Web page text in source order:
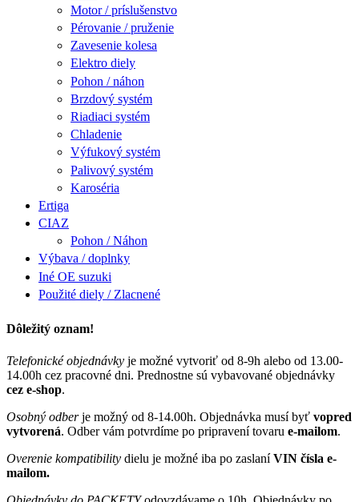
Motor / príslušenstvo
Pérovanie / pruženie
Zavesenie kolesa
Elektro diely
Pohon / náhon
Brzdový systém
Riadiaci systém
Chladenie
Výfukový systém
Palivový systém
Karoséria
Ertiga
CIAZ
Pohon / Náhon
Výbava / doplnky
Iné OE suzuki
Použité diely / Zlacnené
Dôležitý oznam!
Telefonické objednávky je možné vytvoriť od 8-9h alebo od 13.00-
14.00h cez pracovné dni. Prednostne sú vybavované objednávky
cez e-shop.
Osobný odberje možný od 8-14.00h. Objednávka musí byť vopred
vytvorená. Odber vám potvrdíme po pripravení tovaru e-mailom.
Overenie kompatibility dielu je možné iba po zaslaníVIN čísla e-
mailom.